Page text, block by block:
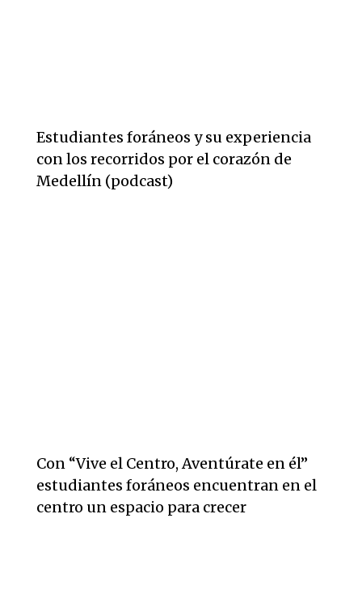
Estudiantes foráneos y su experiencia
con los recorridos por el corazón de
Medellín (podcast)
Con “Vive el Centro, Aventúrate en él”
estudiantes foráneos encuentran en el
centro un espacio para crecer